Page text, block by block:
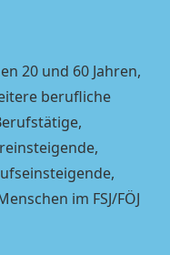
20 und 60 Jahren,
berufliche
im FSJ/FÖJ